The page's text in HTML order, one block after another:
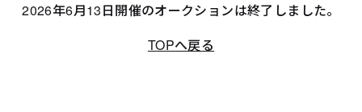
2026年6月13日開催のオークションは終了しました。
TOPへ戻る